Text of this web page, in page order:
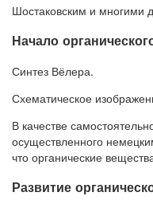
Шостаковским и многими
Начало
Синтез Вёлера.
Схематическое
В качестве
осуществленного
что органические
Развитие